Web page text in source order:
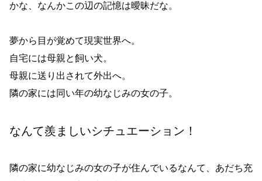
かな、なんかこの辺の記憶は曖昧だな。
夢から目が覚めて現実世界へ。
自宅には母親と飼い犬。
母親に送り出されて外出へ。
隣の家には同い年の幼なじみの女の子。
なんて羨ましいシチュエーション！
隣の家に幼なじみの女の子が住んでいるなんて、あだち充